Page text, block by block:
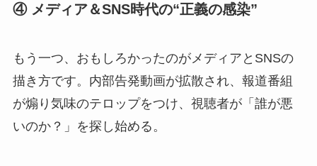
④ メディア＆SNS時代の“正義の感染”
もう一つ、おもしろかったのがメディアとSNSの
描き方です。内部告発動画が拡散され、報道番組
が煽り気味のテロップをつけ、視聴者が「誰が悪
いのか？」を探し始める。